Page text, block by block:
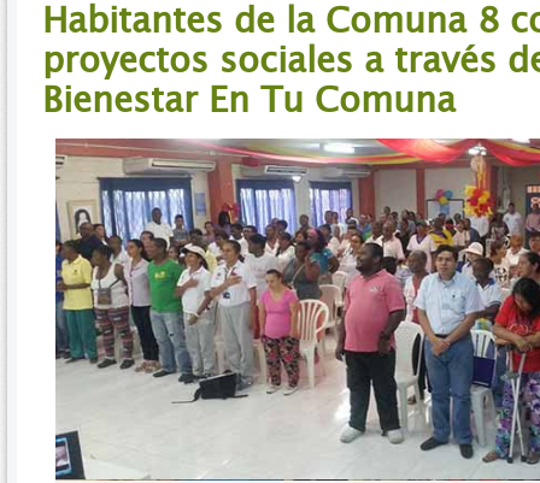
Habitantes de la Comuna 8
proyectos sociales a través
Bienestar En Tu Comuna